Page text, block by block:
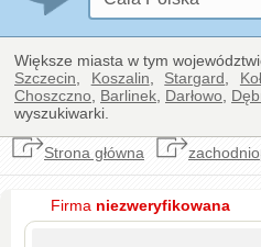
Większe miasta w tym
Szczecin
Koszalin Stargard
Choszczno
Barlinek Darłowo
wyszukiwarki.
Strona główna
Firma niezweryfikowana